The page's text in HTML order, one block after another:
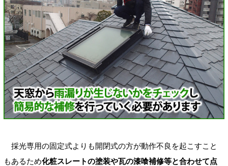
採光専用の固定式よりも開閉式の方が動作不良を起こすこと
もあるため化粧スレートの塗装や瓦の漆喰補修等と合わせて点